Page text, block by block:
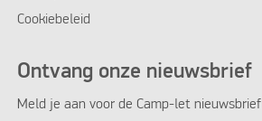
Cookiebeleid
Ontvang onze nieuwsbrief
Meld je aan voor de Camp-let nieuwsbrief